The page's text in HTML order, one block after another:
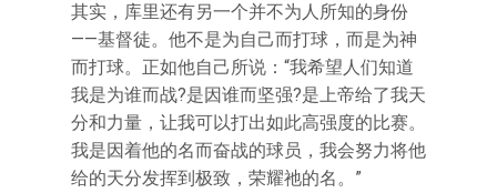
其实，库里还有另一个并不为人所知的身份
——基督徒。他不是为自己而打球，而是为神
而打球。正如他自己所说：“我希望人们知道
我是为谁而战?是因谁而坚强?是上帝给了我天
分和力量，让我可以打出如此高强度的比赛。
我是因着他的名而奋战的球员，我会努力将他
给的天分发挥到极致，荣耀祂的名。”